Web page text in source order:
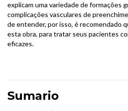
explicam uma variedade de formações
complicações vasculares de
de entender, por isso, é recomendado
esta obra, para tratar seus pacientes
eficazes.
Sumario